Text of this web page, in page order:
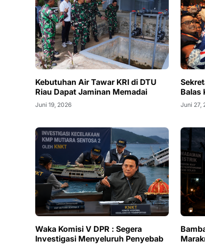
Kebutuhan Air Tawar KRI di DTU
Riau Dapat Jaminan Memadai
Juni 19, 2026
Balas
Juni 27,
Waka Komisi V DPR : Segera
Investigasi Menyeluruh Penyebab